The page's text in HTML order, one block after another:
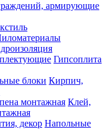
армирующие
Гипсоплита
Кирпич,
Клей,
Напольные